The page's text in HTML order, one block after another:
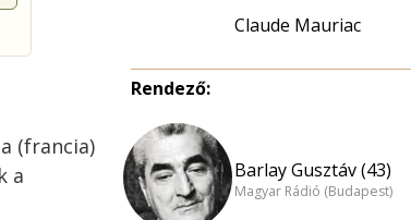
(francia)
a
Claude Mauriac
Rendező:
Barlay Gusztáv (43)
Magyar Rádió (Budapest)